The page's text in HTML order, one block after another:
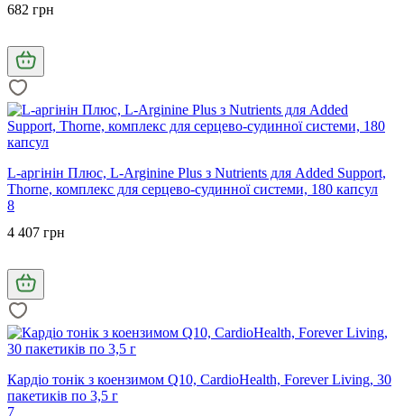
682 грн
L-аргінін Плюс, L-Arginine Plus з Nutrients для Added Support,
Thorne, комплекс для серцево-судинної системи, 180 капсул
8
4 407 грн
Кардіо тонік з коензимом Q10, CardioHealth, Forever Living, 30
пакетиків по 3,5 г
7